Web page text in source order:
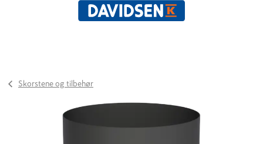
Skorstene og tilbehør